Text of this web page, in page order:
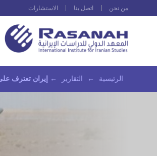
من نحن اتصل بنا الاستشارات
الرئيسية ← التقارير ← إيران تعترف